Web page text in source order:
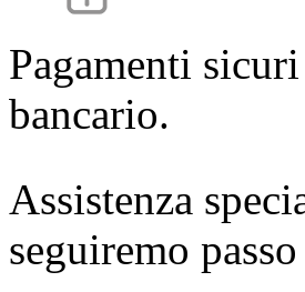
Pagamenti
bancario.
Assistenza
seguiremo